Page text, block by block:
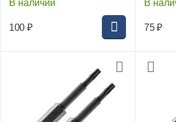
В наличии
100 ₽
В
75 ₽